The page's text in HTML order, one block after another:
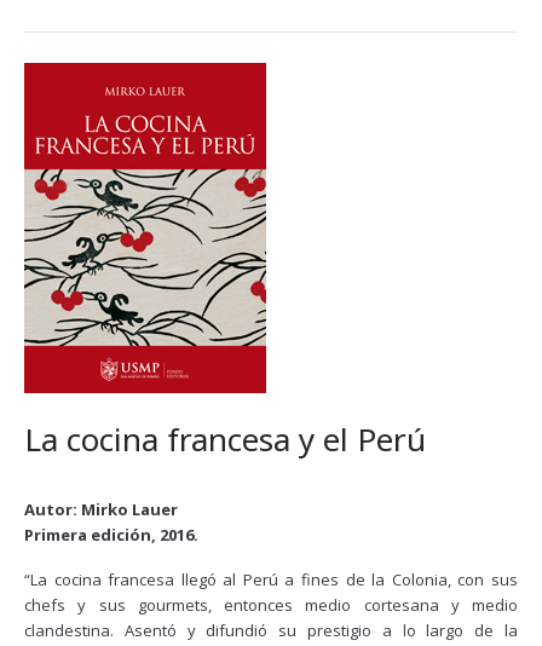
La cocina francesa y el Perú
Autor: Mirko Lauer
Primera edición, 2016.
“La cocina francesa llegó al Perú a fines de la Colonia, con sus
chefs y sus gourmets, entonces medio cortesana y medio
clandestina. Asentó y difundió su prestigio a lo largo de la